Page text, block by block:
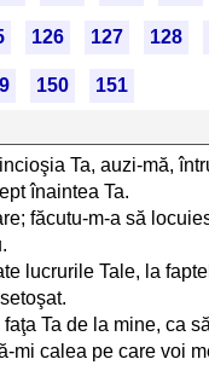
126 127 128
150
151
Ta, auzi-mă,
înaintea Ta.
făcutu-m-a să
lucrurile Tale, la
Ta de la mine, ca
calea pe care voi